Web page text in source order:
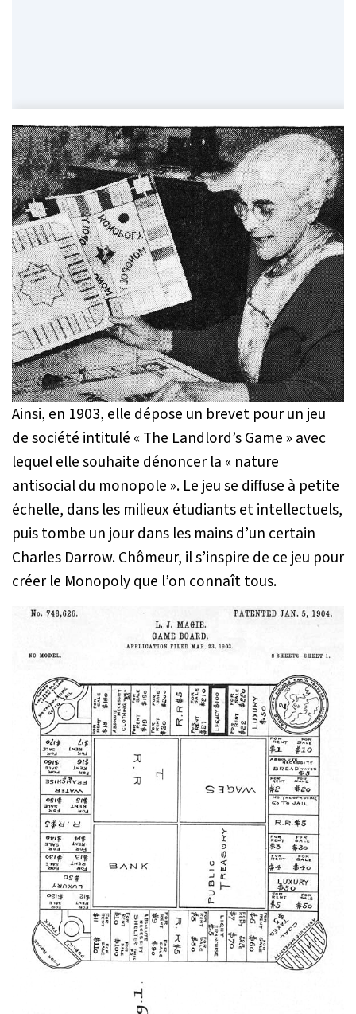
Ainsi, en 1903, elle dépose un brevet pour un jeu
de société intitulé « The Landlord’s Game » avec
lequel elle souhaite dénoncer la « nature
antisocial du monopole ». Le jeu se diffuse à petite
échelle, dans les milieux étudiants et intellectuels,
puis tombe un jour dans les mains d’un certain
Charles Darrow. Chômeur, il s’inspire de ce jeu pour
créer le Monopoly que l’on connaît tous.